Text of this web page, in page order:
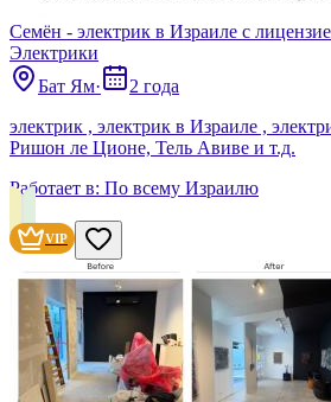
Семён - электрик в Израиле с
Электрики
Бат Ям·
2 года
электрик , электрик в Израиле ,
Ришон ле Ционе, Тель Авиве и т.д.
Работает в: По всему Израилю
VIP